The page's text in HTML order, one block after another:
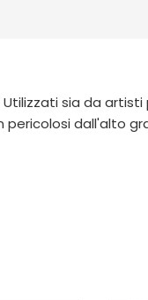
sia da
dall'alto